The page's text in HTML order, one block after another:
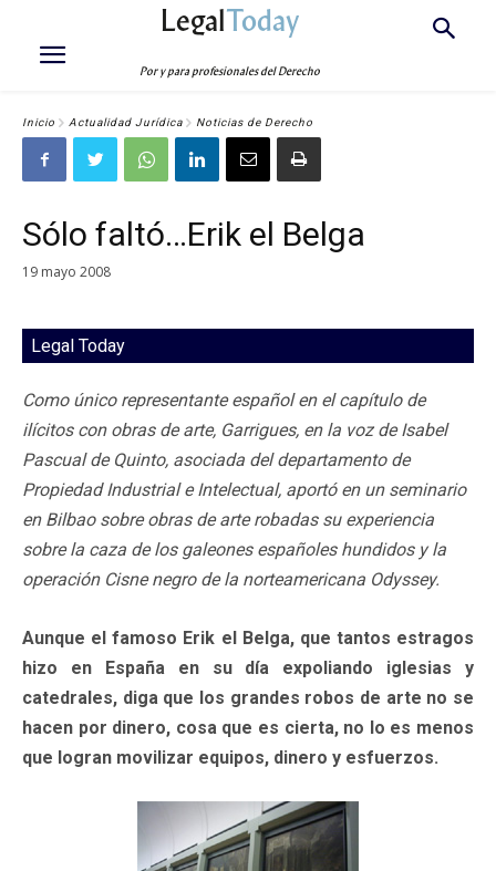
LegalToday
Por y para profesionales del Derecho
Inicio Actualidad Jurídica Noticias de Derecho
Sólo faltó…Erik el Belga
19 mayo 2008
Legal Today
Como único representante español en el capítulo de
ilícitos con obras de arte, Garrigues, en la voz de Isabel
Pascual de Quinto, asociada del departamento de
Propiedad Industrial e Intelectual, aportó en un seminario
en Bilbao sobre obras de arte robadas su experiencia
sobre la caza de los galeones españoles hundidos y la
operación Cisne negro de la norteamericana Odyssey.
Aunque el famoso Erik el Belga, que tantos estragos
hizo en España en su día expoliando iglesias y
catedrales, diga que los grandes robos de arte no se
hacen por dinero, cosa que es cierta, no lo es menos
que logran movilizar equipos, dinero y esfuerzos.